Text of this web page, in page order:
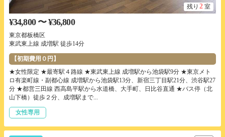
残り 2 室
¥34,800 〜 ¥36,800
東京都板橋区
東武東上線 成増駅 徒歩14分
【初期費用０円】
★女性限定 ★最寄駅４路線 ★東武東上線 成増駅から池袋駅9分 ★東京メト
ロ有楽町線・副都心線 成増駅から池袋駅13分、新宿三丁目駅21分、渋谷駅27
分 ★都営三田線 西高島平駅から水道橋、大手町、日比谷直通 ★バス停（北
山下橋）徒歩２分、成増駅まで...
女性専用